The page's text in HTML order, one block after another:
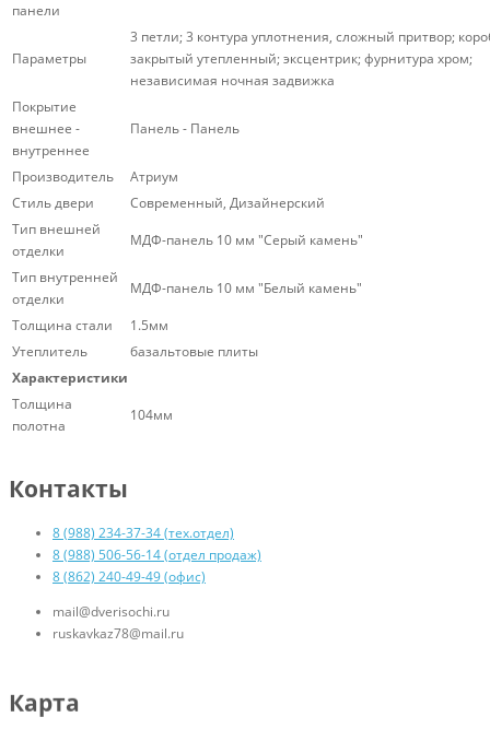
панели
Параметры
3 петли; 3 контура уплотнения, сложный притвор;
закрытый утепленный; эксцентрик; фурнитура хром;
независимая ночная задвижка
Покрытие
внешнее -
внутреннее
Панель - Панель
Производитель
Атриум
Стиль двери
Современный, Дизайнерский
Тип внешней
отделки
МДФ-панель 10 мм "Серый камень"
Тип внутренней
отделки
МДФ-панель 10 мм "Белый камень"
Толщина стали
1.5мм
Утеплитель
базальтовые плиты
Характеристики
Толщина
полотна
104мм
Контакты
8 (988) 234-37-34 (тех.отдел)
8 (988) 506-56-14 (отдел продаж)
8 (862) 240-49-49 (офис)
mail@dverisochi.ru
ruskavkaz78@mail.ru
Карта